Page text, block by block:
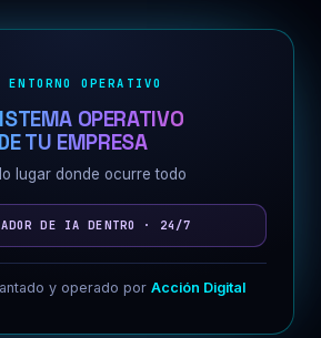
ENTORNO OPERATIVO
OPERATIVO
TU EMPRESA
lugar donde ocurre todo
DE IA DENTRO · 24/7
y operado por Acción Digital